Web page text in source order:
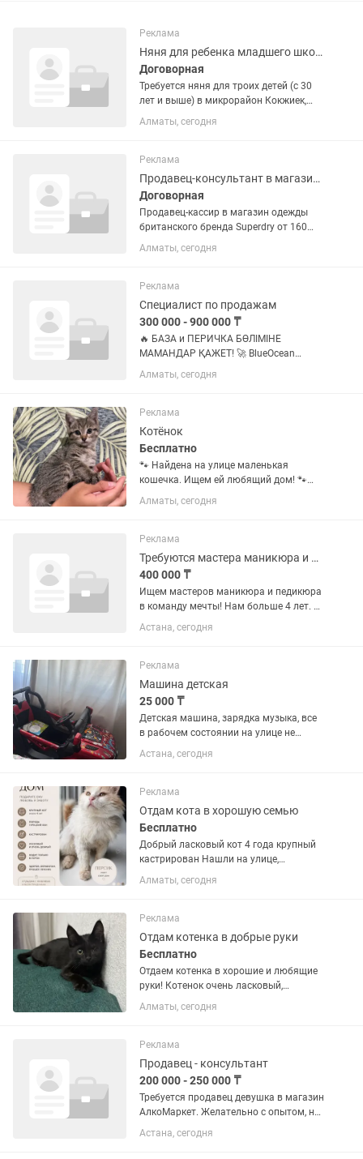
Реклама
Няня для ребенка младшего школьного возраста
Договорная
Требуется няня для троих детей (с 30
лет и выше) в микрорайон Кокжиек,
График работы, оплата и обязанности:
Только по понедельникам с 07-00 до
младшую в садик...
Алматы, сегодня
Реклама
Продавец-консультант в магазине одежды
Договорная
Продавец-кассир в магазин одежды
британского бренда Superdry от 160
000 до 250 000 тг Требуемый опыт
работы: 1–3 года Полная занятость
бренда Superdry®️,...
Алматы, сегодня
Реклама
Специалист по продажам
300 000 - 900 000 ₸
🔥 БАЗА и ПЕРИЧКА БӨЛІМІНЕ
МАМАНДАР ҚАЖЕТ! 🚀 BlueOcean
компаниясы Бөлімге команда
жинайды! Егер тұрақты жұмыс, жоғары
Алматы, сегодня
Реклама
Котёнок
Бесплатно
🐾 Найдена на улице маленькая
кошечка. Ищем ей любящий дом! 🐾
Эта очаровательная полосатая
девочка была найдена на улице.
ждёт свою семью. Малышка ласковая,
добрая,...
Алматы, сегодня
Реклама
Требуются мастера маникюра и педикюра
400 000 ₸
Ищем мастеров маникюра и педикюра
в команду мечты! Нам больше 4 лет. 2
филиала. Клиентская база очень
хорошая. Работаем 50/50. Все
только ответственность, вежливость,...
Астана, сегодня
Реклама
Машина детская
25 000 ₸
Детская машина, зарядка музыка, все
в рабочем состоянии на улице не
катались только дома стоял,
состояние отличное, покупали за
Астана, сегодня
Реклама
Отдам кота в хорошую семью
Бесплатно
Добрый ласковый кот 4 года крупный
кастрирован Нашли на улице,
вылечили ♥️
Алматы, сегодня
Реклама
Отдам котенка в добрые руки
Бесплатно
Отдаем котенка в хорошие и любящие
руки! Котенок очень ласковый,
общительный и невероятно добрый. Он
обожает играть, бегать за игрушками,
устраиваться рядом с...
Алматы, сегодня
Реклама
Продавец - консультант
200 000 - 250 000 ₸
Требуется продавец девушка в магазин
АлкоМаркет. Желательно с опытом, но
можно и без, научим. График работы: с
11:00 до 23:00 ( 2/2, 5/2, 15/15 )
Астана, сегодня